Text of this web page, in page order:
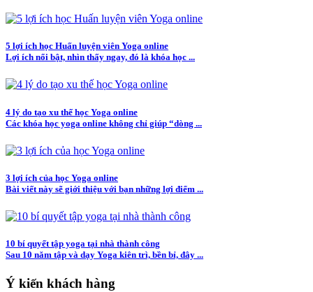
5 lợi ích học Huấn luyện viên Yoga online
Lợi ích nổi bật, nhìn thấy ngay, đó là khóa học ...
4 lý do tạo xu thế học Yoga online
Các khóa học yoga online không chỉ giúp “dòng ...
3 lợi ích của học Yoga online
Bài viết này sẽ giới thiệu với bạn những lợi điểm ...
10 bí quyết tập yoga tại nhà thành công
Sau 10 năm tập và dạy Yoga kiên trì, bền bỉ, đây ...
Ý kiến khách hàng